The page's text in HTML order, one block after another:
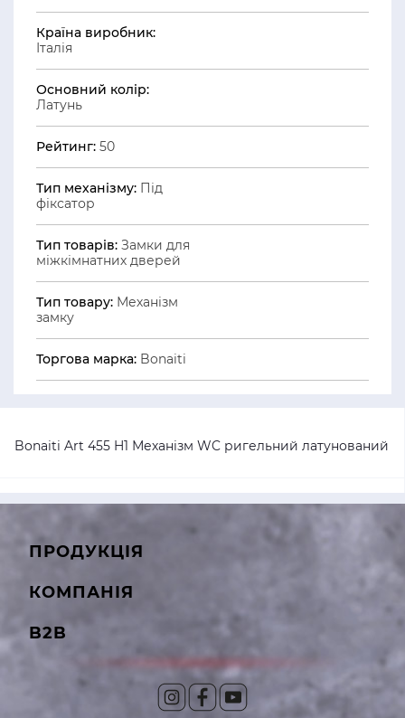
Країна виробник:
Італія
Основний колір:
Латунь
Рейтинг: 50
Тип механізму: Під
фіксатор
Тип товарів: Замки для
міжкімнатних дверей
Тип товару: Механізм
замку
Торгова марка: Bonaiti
Bonaiti Art 455 H1 Механізм WC ригельний латунований
ПРОДУКЦІЯ
КОМПАНІЯ
B2B